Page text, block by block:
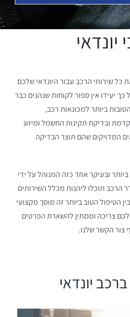
שירותי הרכב עבור היונדאי שלכם
יעידו אין ספור לקוחות שנהנים כבר
ביותר למכונאות רכב,
ובדיקת תקינות החשמל ומיזוג
המדויקים שהם תוצר הבדיקה
ובעיקר אחד כזה המנוהל על ידי
הרכב תוכלו ליהנות מכלל השירותים
הטיפול הטוב ביותר זה מוסך מקצועי
צריכה וממתין להשארת הפרטים
צור הקשר שלנו.
יונדאי